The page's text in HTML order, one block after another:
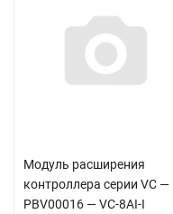
Модуль расширения
контроллера серии VC —
PBV00016 — VC-8AI-I